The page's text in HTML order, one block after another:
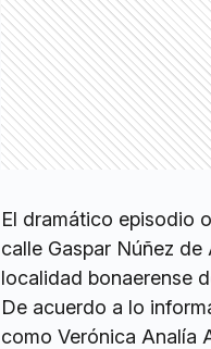
El dramático episodio
calle Gaspar Núñez
localidad bonaerense
De acuerdo a lo
como Verónica Analía